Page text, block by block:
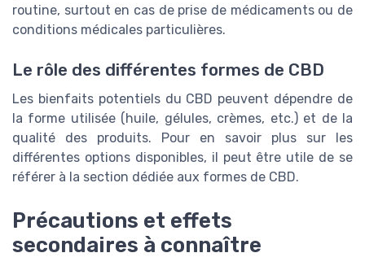
routine, surtout en cas de prise de médicaments ou de
conditions médicales particulières.
Le rôle des différentes formes de CBD
Les bienfaits potentiels du CBD peuvent dépendre de
la forme utilisée (huile, gélules, crèmes, etc.) et de la
qualité des produits. Pour en savoir plus sur les
différentes options disponibles, il peut être utile de se
référer à la section dédiée aux formes de CBD.
Précautions et effets
secondaires à connaître